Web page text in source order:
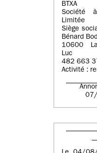
BTXA
Société
Limitée
Siège
Bénard
10600 La
Luc
482 663
Activité :